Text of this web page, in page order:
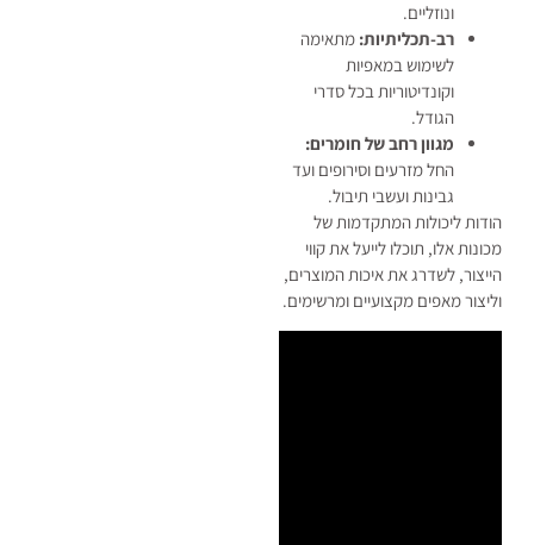
ונוזליים.
רב-תכליתיות: מתאימה
לשימוש במאפיות
וקונדיטוריות בכל סדרי
הגודל.
מגוון רחב של חומרים:
החל מזרעים וסירופים ועד
גבינות ועשבי תיבול.
הודות ליכולות המתקדמות של
מכונות אלו, תוכלו לייעל את קווי
הייצור, לשדרג את איכות המוצרים,
וליצור מאפים מקצועיים ומרשימים.